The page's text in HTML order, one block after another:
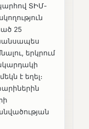
ՏԻՄ-
25
երկրում
է եղել։